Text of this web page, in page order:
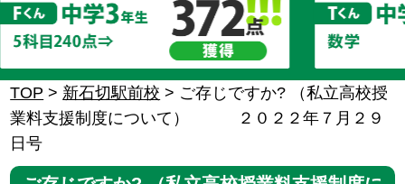
TOP > 新石切駅前校 > ご存じですか? （私立高校授
業料支援制度について） ２０２２年７月２９
日号